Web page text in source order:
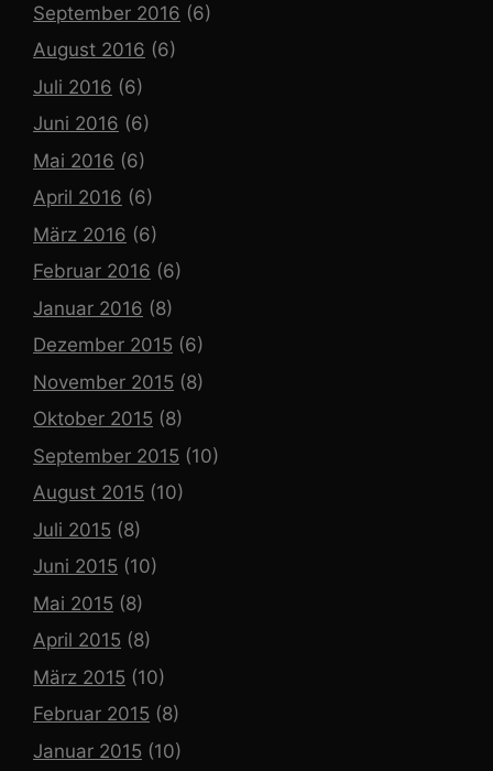
September 2016 (6)
August 2016 (6)
Juli 2016 (6)
Juni 2016 (6)
Mai 2016 (6)
April 2016 (6)
März 2016 (6)
Februar 2016 (6)
Januar 2016 (8)
Dezember 2015 (6)
November 2015 (8)
Oktober 2015 (8)
September 2015 (10)
August 2015 (10)
Juli 2015 (8)
Juni 2015 (10)
Mai 2015 (8)
April 2015 (8)
März 2015 (10)
Februar 2015 (8)
Januar 2015 (10)